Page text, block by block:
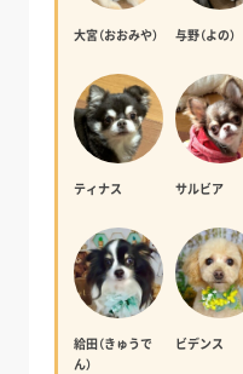
大宮（おおみや） 与野（よの）
ティナス サルビア
給田（きゅうで
ん）
ビデンス